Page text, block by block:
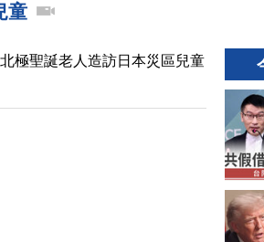
童
極聖誕老人造訪日本災區兒童